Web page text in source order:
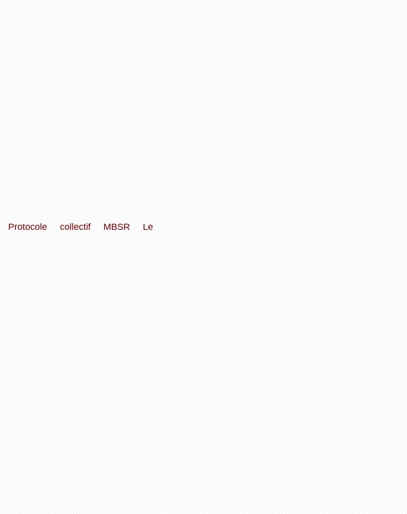
Protocole collectif MBSR
Le